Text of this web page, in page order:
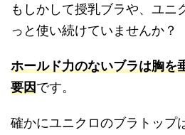
もしかして授乳ブラや、ユニ
っと使い続けていませんか？
ホールド力のないブラは胸を
要因です。
確かにユニクロのブラトップ